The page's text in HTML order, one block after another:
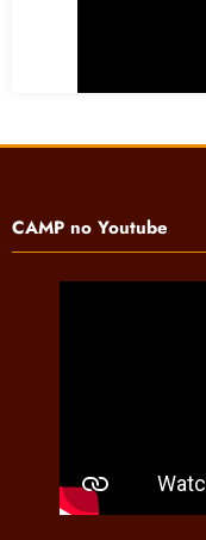
CAMP no Youtube